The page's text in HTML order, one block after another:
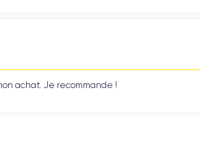
achat. Je recommande !